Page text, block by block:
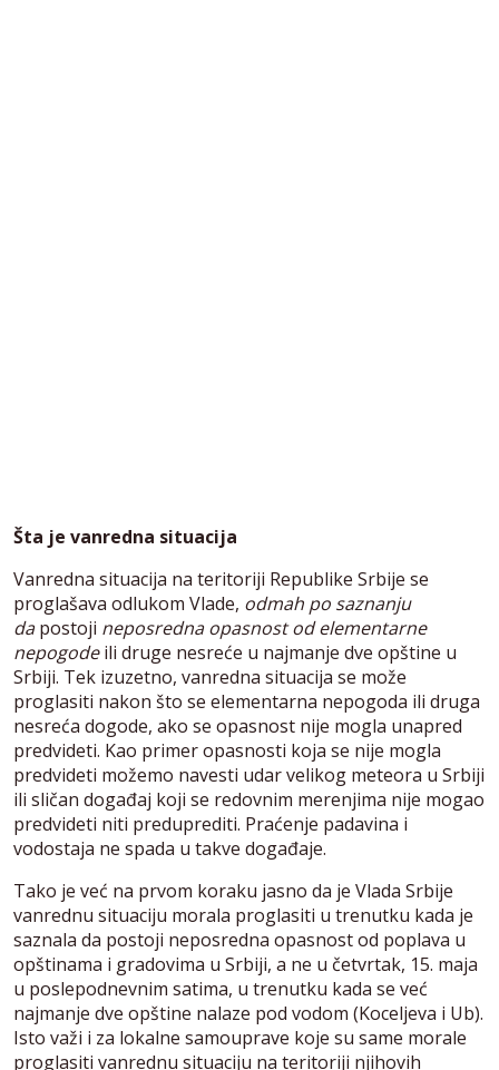
Šta je vanredna situacija
Vanredna situacija na teritoriji Republike Srbije se
proglašava odlukom Vlade, odmah po saznanju
dapostoji neposredna opasnost od elementarne
nepogodeili druge nesreće u najmanje dve opštine u
Srbiji. Tek izuzetno, vanredna situacija se može
proglasiti nakon što se elementarna nepogoda ili druga
nesreća dogode, ako se opasnost nije mogla unapred
predvideti. Kao primer opasnosti koja se nije mogla
predvideti možemo navesti udar velikog meteora u Srbiji
ili sličan događaj koji se redovnim merenjima nije mogao
predvideti niti preduprediti. Praćenje padavina i
vodostaja ne spada u takve događaje.
Tako je već na prvom koraku jasno da je Vlada Srbije
vanrednu situaciju morala proglasiti u trenutku kada je
saznala da postoji neposredna opasnost od poplava u
opštinama i gradovima u Srbiji, a ne u četvrtak, 15. maja
u poslepodnevnim satima, u trenutku kada se već
najmanje dve opštine nalaze pod vodom (Koceljeva i Ub).
Isto važi i za lokalne samouprave koje su same morale
proglasiti vanrednu situaciju na teritoriji njihovih